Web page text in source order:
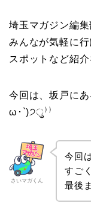
埼玉マガジン編集
みんなが気軽に
スポットなど紹介
今回は、坂戸に
ω･`)੭ु⁾⁾
さいマガくん
今回
すご
最後